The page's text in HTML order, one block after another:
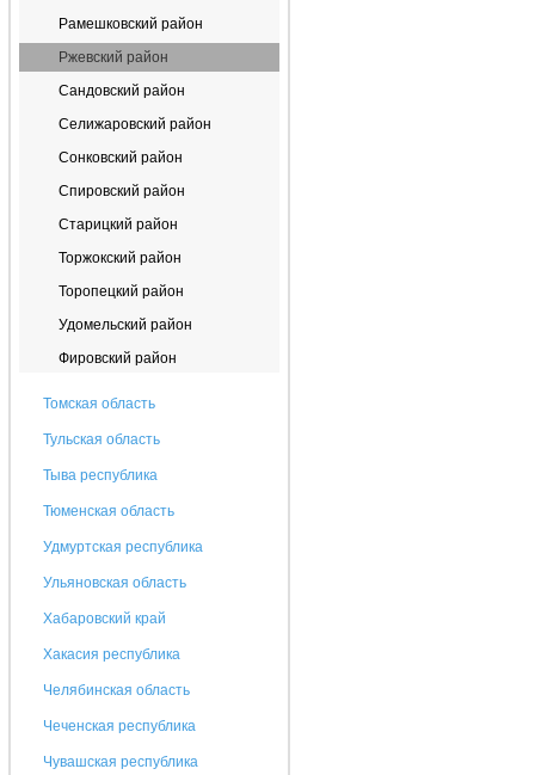
Рамешковский район
Ржевский район
Сандовский район
Селижаровский район
Сонковский район
Спировский район
Старицкий район
Торжокский район
Торопецкий район
Удомельский район
Фировский район
Томская область
Тульская область
Тыва республика
Тюменская область
Удмуртская республика
Ульяновская область
Хабаровский край
Хакасия республика
Челябинская область
Чеченская республика
Чувашская республика